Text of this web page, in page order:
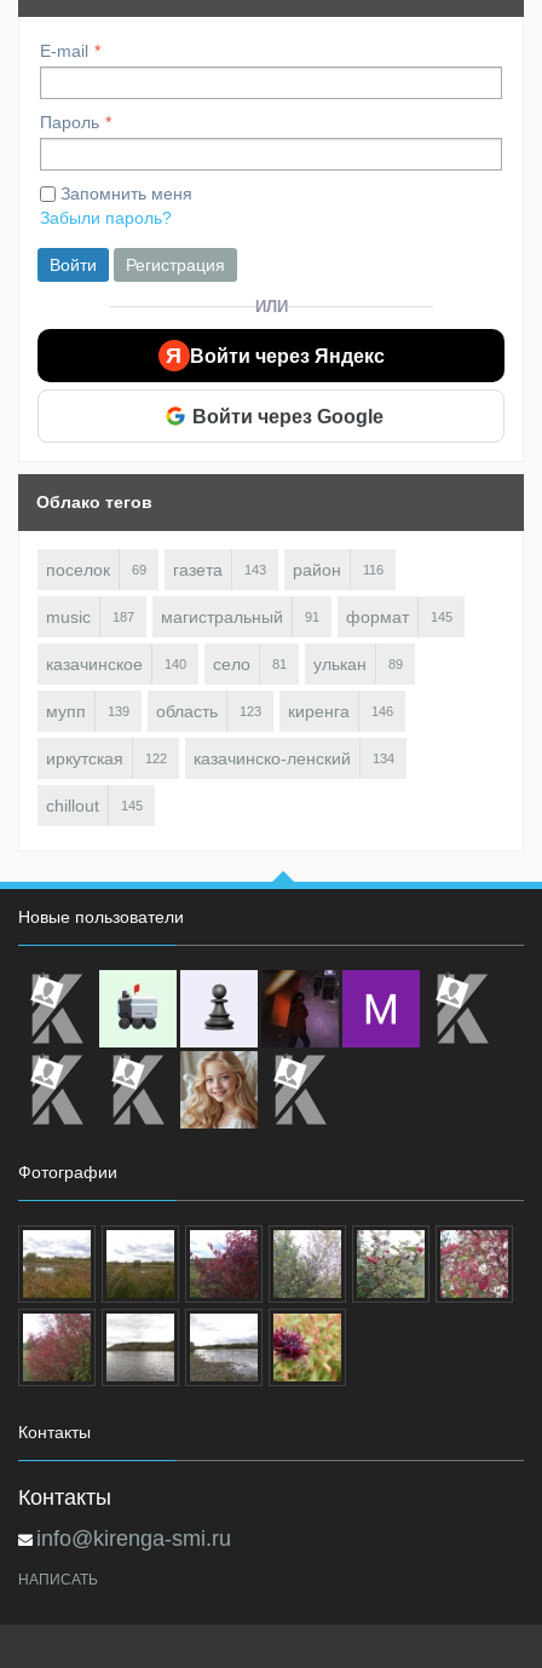
E-mail
Пароль
Запомнить меня
Забыли пароль?
Войти Регистрация
ИЛИ
Я Войти через Яндекс
Войти через Google
Облако тегов
поселок 69 газета 143 район 116
music 187 магистральный 91 формат 145
казачинское 140 село 81 улькан 89
мупп 139 область 123 киренга 146
иркутская 122 казачинско-ленский 134
chillout 145
Новые пользователи
Фотографии
Контакты
Контакты
info@kirenga-smi.ru
НАПИСАТЬ